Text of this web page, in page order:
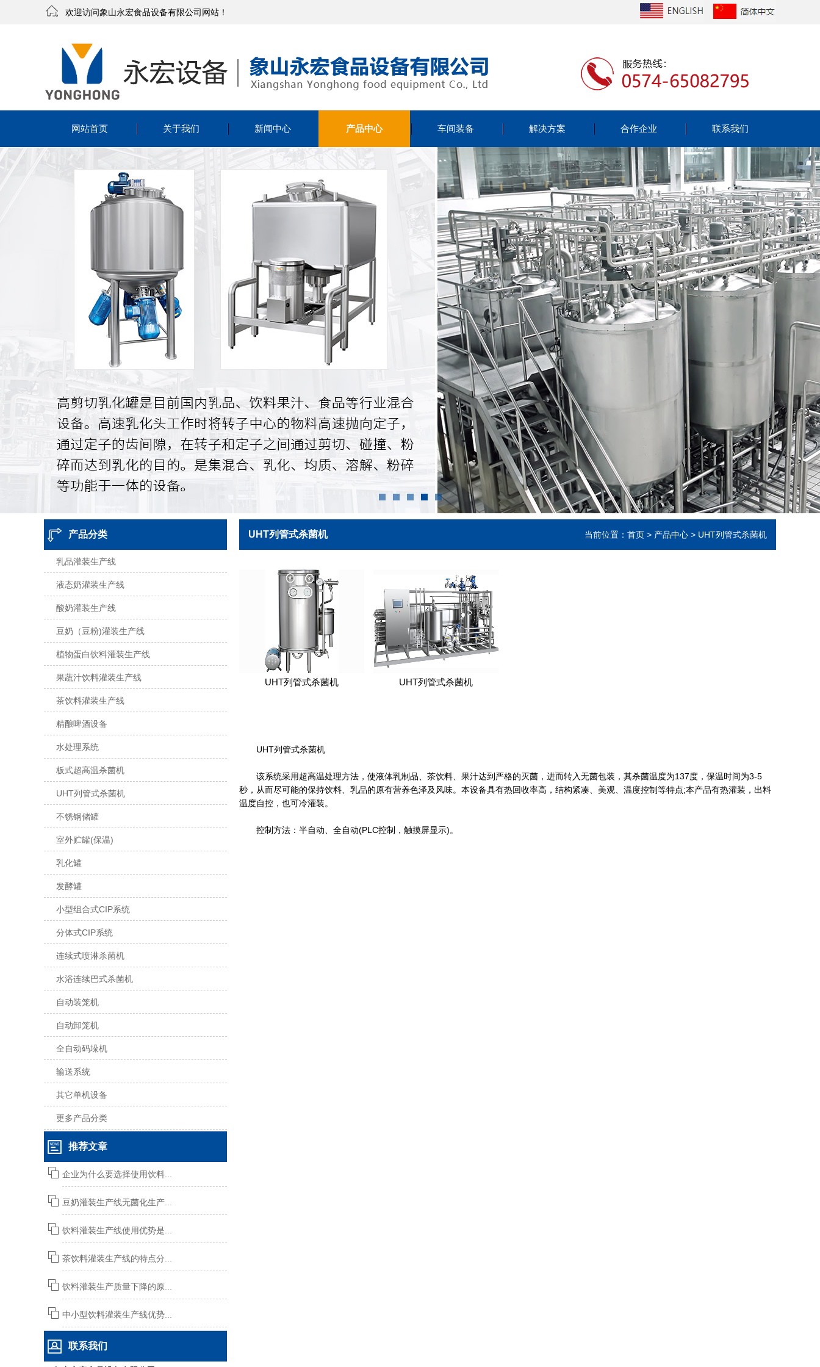
欢迎访问象山永宏食品设备有限公司网站！
网站首页 关于我们 新闻中心 产品中心 车间装备 解决方案 合作企业 联系我们
产品分类
乳品灌装生产线
液态奶灌装生产线
酸奶灌装生产线
豆奶（豆粉)灌装生产线
植物蛋白饮料灌装生产线
果蔬汁饮料灌装生产线
茶饮料灌装生产线
精酿啤酒设备
水处理系统
板式超高温杀菌机
UHT列管式杀菌机
不锈钢储罐
室外贮罐(保温)
乳化罐
发酵罐
小型组合式CIP系统
分体式CIP系统
连续式喷淋杀菌机
水浴连续巴式杀菌机
自动装笼机
自动卸笼机
全自动码垛机
输送系统
其它单机设备
更多产品分类
推荐文章
企业为什么要选择使用饮料...
豆奶灌装生产线无菌化生产...
饮料灌装生产线使用优势是...
茶饮料灌装生产线的特点分...
饮料灌装生产质量下降的原...
中小型饮料灌装生产线优势...
联系我们
UHT列管式杀菌机 当前位置： 首页 > 产品中心 > UHT列管式杀菌机
UHT列管式杀菌机 UHT列管式杀菌机
UHT列管式杀菌机
该系统采用超高温处理方法，使液体乳制品、茶饮料、果汁达到严格的灭菌，进而转入无菌包装，其杀菌温度为137度，保温时间为3-5
秒，从而尽可能的保持饮料、乳品的原有营养色泽及风味。本设备具有热回收率高，结构紧凑、美观、温度控制等特点;本产品有热灌装，出料
温度自控，也可冷灌装。
控制方法：半自动、全自动(PLC控制，触摸屏显示)。